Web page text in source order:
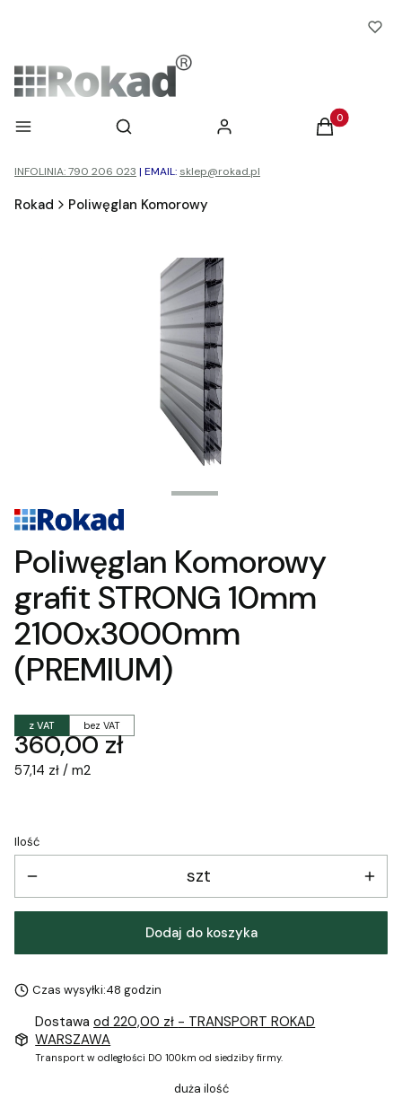
Menu Otwórz wyszukiwarkę
Szukaj Zaloguj się Produkty w
Koszyk
INFOLINIA: 790 206 023 | EMAIL: sklep@rokad.pl
Rokad Poliwęglan Komorowy
Poliwęglan Komorowy
grafit STRONG 10mm
2100x3000mm
(PREMIUM)
z VAT bez VAT
Cena
360,00 zł
57,14 zł / m2
Ilość
szt
Dodaj do koszyka
Czas wysyłki:48 godzin
Dostawaod 220,00 zł - TRANSPORT ROKAD
WARSZAWA
Transport w odległości DO 100km od siedziby firmy.
duża ilość